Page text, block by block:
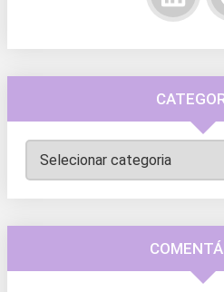
Categorias